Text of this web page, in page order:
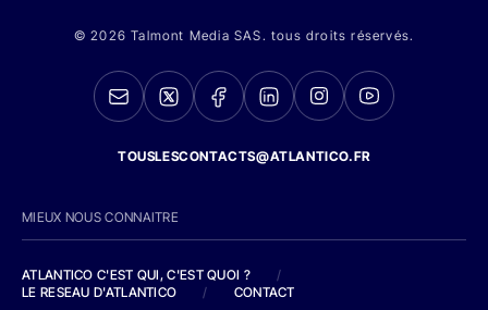
© 2026 Talmont Media SAS. tous droits réservés.
TOUSLESCONTACTS@ATLANTICO.FR
MIEUX NOUS CONNAITRE
ATLANTICO C'EST QUI, C'EST QUOI ?
/
LE RESEAU D'ATLANTICO
/ CONTACT